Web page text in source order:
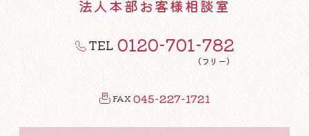
法人本部お客様相談室
TEL 0120-701-782
（フリー）
FAX 045-227-1721